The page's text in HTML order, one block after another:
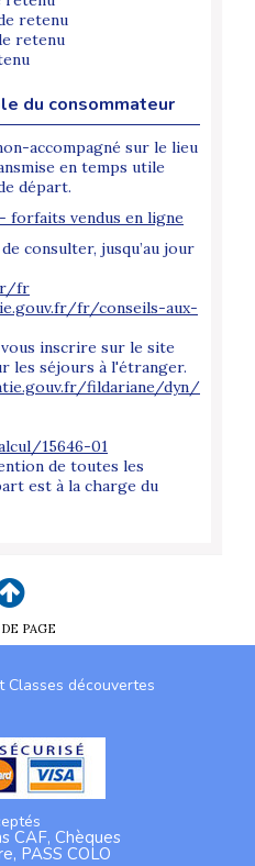
retenu
retenu
du consommateur
accompagné sur le lieu
en temps utile
départ.
forfaits vendus en ligne
consulter, jusqu’au jour
fr
fr/conseils-aux-
inscrire sur le site
les séjours à l'étranger.
fildariane/dyn/
15646-01
de toutes les
est à la charge du
PAGE
Classes découvertes
CAF, Chèques
PASS COLO